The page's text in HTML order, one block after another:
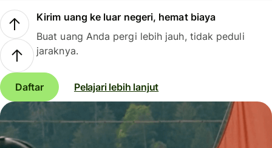
Kirim uang ke luar negeri, hemat biaya
Buat uang Anda pergi lebih jauh, tidak peduli
jaraknya.
Daftar Pelajari lebih lanjut